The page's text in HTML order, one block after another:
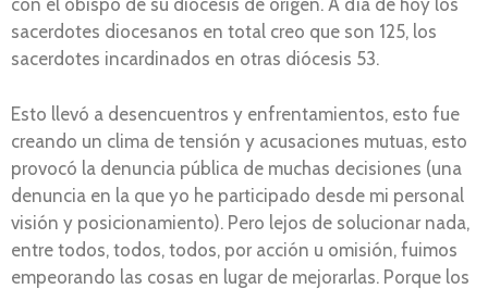
con el obispo de su diócesis de origen. A día de hoy los
sacerdotes diocesanos en total creo que son 125, los
sacerdotes incardinados en otras diócesis 53.
Esto llevó a desencuentros y enfrentamientos, esto fue
creando un clima de tensión y acusaciones mutuas, esto
provocó la denuncia pública de muchas decisiones (una
denuncia en la que yo he participado desde mi personal
visión y posicionamiento). Pero lejos de solucionar nada,
entre todos, todos, todos, por acción u omisión, fuimos
empeorando las cosas en lugar de mejorarlas. Porque los